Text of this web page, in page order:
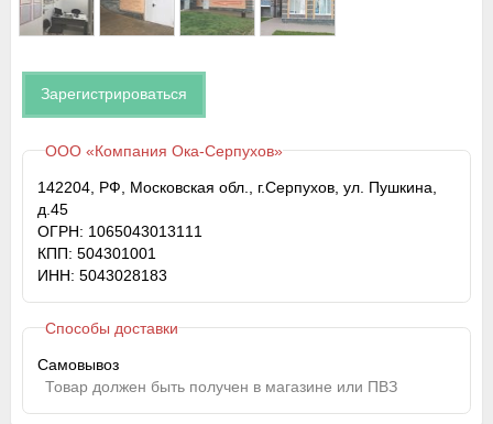
Зарегистрироваться
ООО «Компания Ока-Серпухов»
142204, РФ, Московская обл., г.Серпухов, ул. Пушкина,
д.45
ОГРН: 1065043013111
КПП: 504301001
ИНН: 5043028183
Способы доставки
Самовывоз
Товар должен быть получен в магазине или ПВЗ